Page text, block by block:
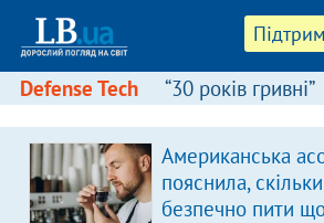
Defense Tech “30 років гривні”
Американська
пояснила,
безпечно пити